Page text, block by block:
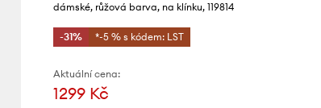
dámské, růžová barva, na klínku, 119814
-31% *-5 % s kódem: LST
Aktuální cena:
1299 Kč